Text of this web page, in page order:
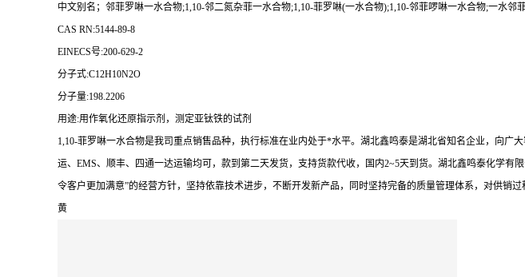
中文别名；邻菲罗啉一水合物;1,10-邻二氮杂菲一水合物;1,10-菲罗啉(一水合物);1,10-邻菲啰啉一水合物;一水邻
CAS RN:5144-89-8
EINECS号:200-629-2
分子式:C12H10N2O
分子量:198.2206
用途:用作氧化还原指示剂，测定亚钛铁的试剂
1,10-菲罗啉一水合物是我司重点销售品种，执行标准在业内处于*水平。湖北鑫鸣泰是湖北省知名企业，向
运、EMS、顺丰、四通一达运输均可，款到第二天发货，支持货款代收，国内2~5天到货。湖北鑫鸣泰化学有
令客户更加满意”的经营方针，坚持依靠技术进步，不断开发新产品，同时坚持完备的质量管理体系，对供销
黄